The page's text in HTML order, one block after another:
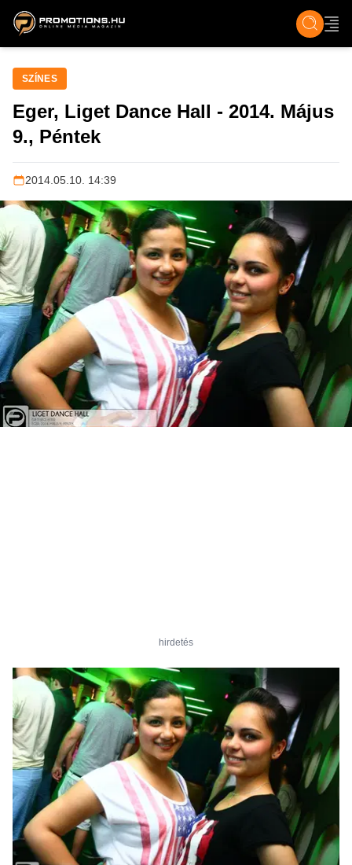
ZENE, FILM & KULT ÉLET TECH &
SZÍNES
Eger, Liget Dance Hall - 2014. Május
9., Péntek
2014.05.10. 14:39
hirdetés